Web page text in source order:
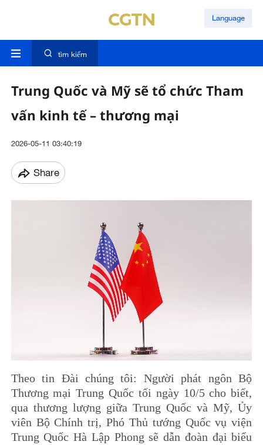
Language
tìm kiếm
Trung Quốc và Mỹ sẽ tổ chức Tham
vấn kinh tế – thương mại
2026-05-11 03:40:19
Share
Theo tin Đài chúng tôi: Người phát ngôn Bộ
Thương mại Trung Quốc tối ngày 10/5 cho biết,
qua thương lượng giữa Trung Quốc và Mỹ, Ủy
viên Bộ Chính trị, Phó Thủ tướng Quốc vụ viện
Trung Quốc Hà Lập Phong sẽ dẫn đoàn đại biểu